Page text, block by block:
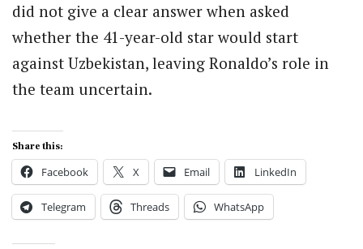
did not give a clear answer when asked
whether the 41-year-old star would start
against Uzbekistan, leaving Ronaldo’s role in
the team uncertain.
Share this:
Facebook X Email LinkedIn
Telegram Threads WhatsApp